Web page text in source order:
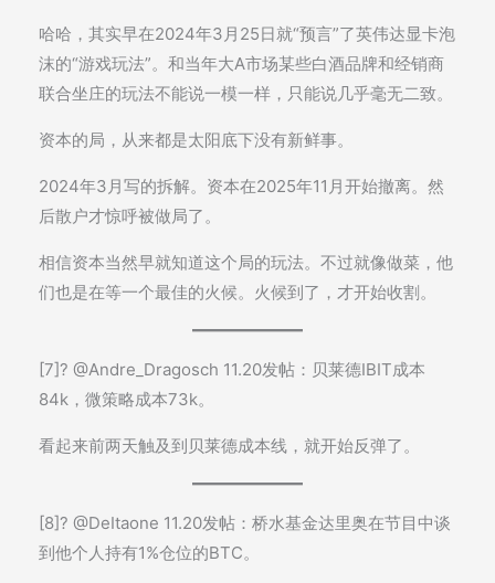
哈哈，其实早在2024年3月25日就“预言”了英伟达显卡泡
沫的“游戏玩法”。和当年大A市场某些白酒品牌和经销商
联合坐庄的玩法不能说一模一样，只能说几乎毫无二致。
资本的局，从来都是太阳底下没有新鲜事。
2024年3月写的拆解。资本在2025年11月开始撤离。然
后散户才惊呼被做局了。
相信资本当然早就知道这个局的玩法。不过就像做菜，他
们也是在等一个最佳的火候。火候到了，才开始收割。
[7]? @Andre_Dragosch 11.20发帖：贝莱德IBIT成本
84k，微策略成本73k。
看起来前两天触及到贝莱德成本线，就开始反弹了。
[8]? @DeItaone 11.20发帖：桥水基金达里奥在节目中谈
到他个人持有1%仓位的BTC。